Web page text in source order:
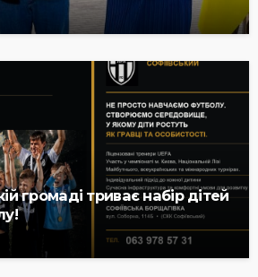
громаді триває набір дітей